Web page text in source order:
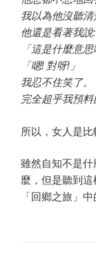
我以為他沒聽清
他還是看著我說
「這是什麼意
「嗯! 對呀!」
我忍不住笑了。
完全超乎我預料
所以，女人是
雖然自知不是
麼，但是聽到
「回鄉之旅」